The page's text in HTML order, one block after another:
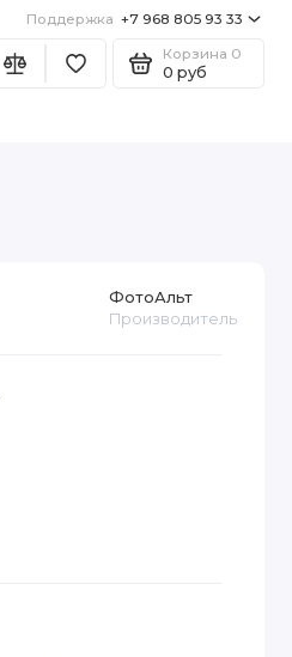
Поддержка +7 968 805 93 33
Корзина 0
0 руб
ФотоАльт
Производитель